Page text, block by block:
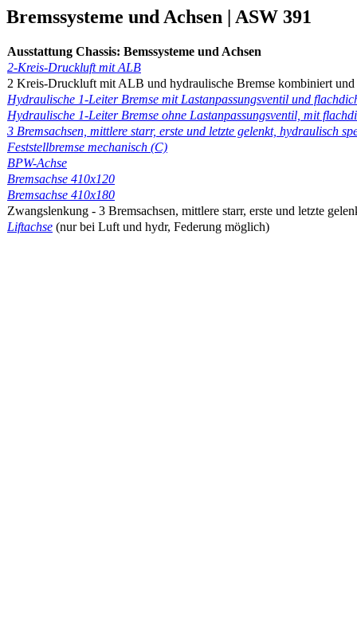
Bremssysteme und Achsen | ASW 391
Ausstattung Chassis: Bemssysteme und Achsen
2-Kreis-Druckluft mit ALB
2 Kreis-Druckluft mit ALB und hydraulische Bremse kombiniert
Hydraulische 1-Leiter Bremse mit Lastanpassungsventil und
Hydraulische 1-Leiter Bremse ohne Lastanpassungsventil, mit
3 Bremsachsen, mittlere starr, erste und letzte gelenkt, hydraulisch
Feststellbremse mechanisch (C)
BPW-Achse
Bremsachse 410x120
Bremsachse 410x180
Zwangslenkung - 3 Bremsachsen, mittlere starr, erste und letzte
Liftachse (nur bei Luft und hydr, Federung möglich)